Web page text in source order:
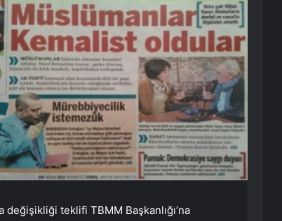
teklifi TBMM Başkanlığı’na